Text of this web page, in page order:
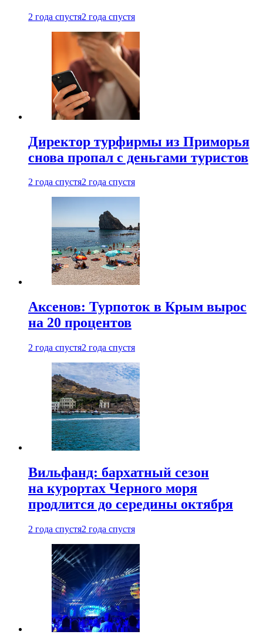
2 года спустя2 года спустя
Директор турфирмы из Приморья
снова пропал с деньгами туристов
2 года спустя2 года спустя
Аксенов: Турпоток в Крым вырос
на 20 процентов
2 года спустя2 года спустя
Вильфанд: бархатный сезон
на курортах Черного моря
продлится до середины октября
2 года спустя2 года спустя